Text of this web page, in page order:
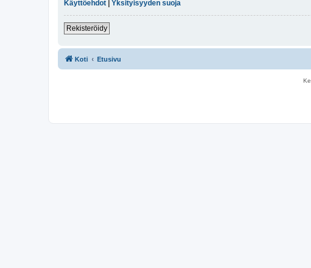
Käyttöehdot | Yksityisyyden suoja
Rekisteröidy
Koti Etusivu